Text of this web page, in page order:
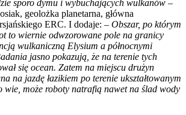
sporo dymu i wybuchających wulkanów –
geolożka planetarna, główna
ERC. I dodaje: – Obszar, po którym
to wiernie odwzorowane pole na granicy
wulkaniczną Elysium a północnymi
jasno pokazują, że na terenie tych
się ocean. Zatem na miejscu drużyn
na jazdę łazikiem po terenie ukształtowanym
wie, może roboty natrafią nawet na ślad wody